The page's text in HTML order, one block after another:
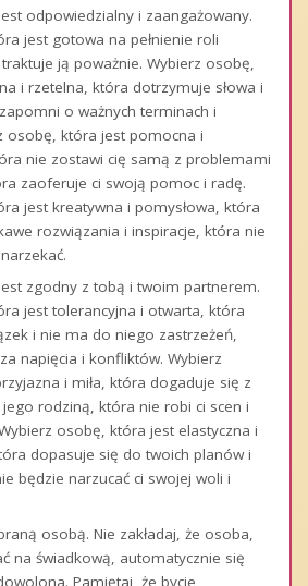
odpowiedzialny i zaangażowany.
jest gotowa na pełnienie roli
ją poważnie. Wybierz osobę,
i rzetelna, która dotrzymuje słowa i
o ważnych terminach i
osobę, która jest pomocna i
nie zostawi cię samą z problemami
zaoferuje ci swoją pomoc i radę.
jest kreatywna i pomysłowa, która
rozwiązania i inspiracje, która nie
zgodny z tobą i twoim partnerem.
jest tolerancyjna i otwarta, która
i nie ma do niego zastrzeżeń,
napięcia i konfliktów. Wybierz
i miła, która dogaduje się z
rodziną, która nie robi ci scen i
osobę, która jest elastyczna i
dopasuje się do twoich planów i
będzie narzucać ci swojej woli i
osobą. Nie zakładaj, że osoba,
na świadkową, automatycznie się
Pamiętaj, że bycie